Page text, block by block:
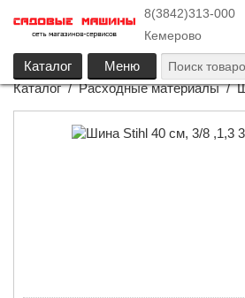
8(3842)313-000
Кемерово
Каталог
Меню
Каталог / Расходные материалы /